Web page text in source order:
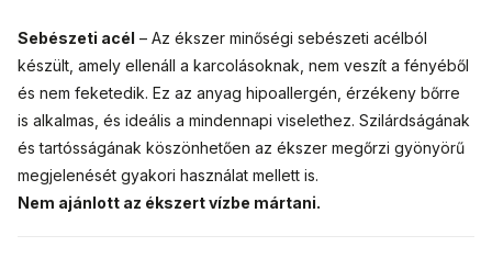
Sebészeti acél – Az ékszer minőségi sebészeti acélból
készült, amely ellenáll a karcolásoknak, nem veszít a fényéből
és nem feketedik. Ez az anyag hipoallergén, érzékeny bőrre
is alkalmas, és ideális a mindennapi viselethez. Szilárdságának
és tartósságának köszönhetően az ékszer megőrzi gyönyörű
megjelenését gyakori használat mellett is.
Nem ajánlott az ékszert vízbe mártani.